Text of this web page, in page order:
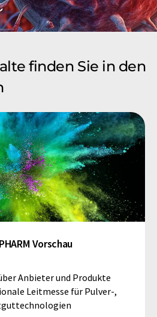
finden Sie in den
Vorschau
Anbieter und Produkte
Leitmesse für Pulver-,